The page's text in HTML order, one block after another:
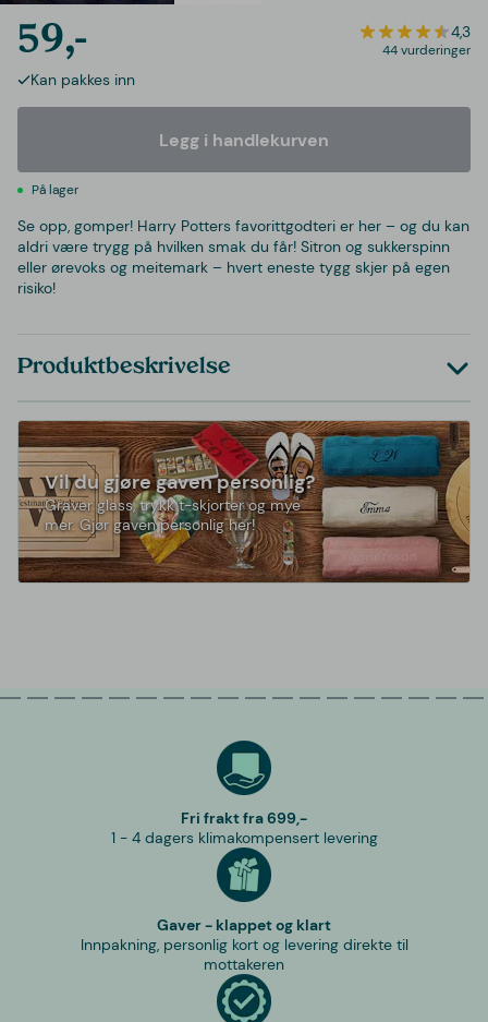
59,- 4,3
44 vurderinger
Kan pakkes inn
Legg i handlekurven
På lager
Se opp, gomper! Harry Potters favorittgodteri er her – og du kan
aldri være trygg på hvilken smak du får! Sitron og sukkerspinn
eller ørevoks og meitemark – hvert eneste tygg skjer på egen
risiko!
Produktbeskrivelse
Vil du gjøre gaven personlig?
Graver glass, trykk t-skjorter og mye
mer. Gjør gaven personlig her!
Fri frakt fra 699,-
1 - 4 dagers klimakompensert levering
Gaver - klappet og klart
Innpakning, personlig kort og levering direkte til
mottakeren